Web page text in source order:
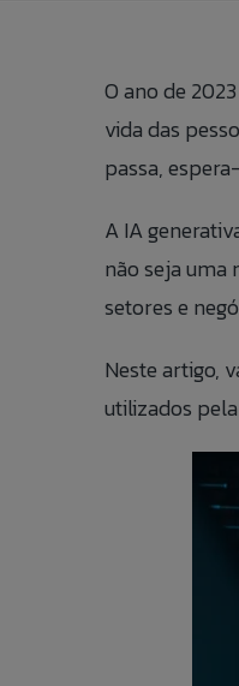
O ano de
vida das
passa,
A IA
não seja uma
setores e
Neste artigo,
utilizados